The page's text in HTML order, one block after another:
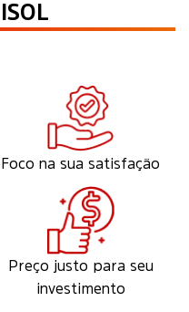
Foco na sua satisfação
Preço justo para seu
investimento